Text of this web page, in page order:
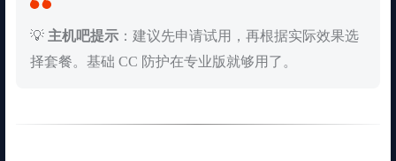
💡 主机吧提示 ：建议先申请试用，再根据实际效果选
择套餐。基础 CC 防护在专业版就够用了。